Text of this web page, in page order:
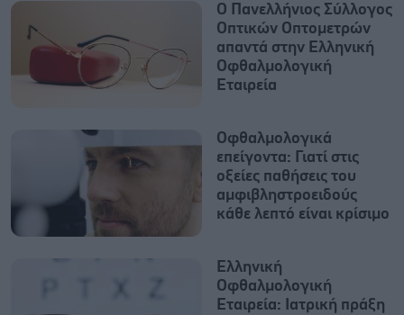
Ο Πανελλήνιος Σύλλογος
Οπτικών Οπτομετρών
απαντά στην Ελληνική
Οφθαλμολογική
Εταιρεία
Οφθαλμολογικά
επείγοντα: Γιατί στις
οξείες παθήσεις του
αμφιβληστροειδούς
κάθε λεπτό είναι κρίσιμο
Ελληνική
Οφθαλμολογική
Εταιρεία: Ιατρική πράξη